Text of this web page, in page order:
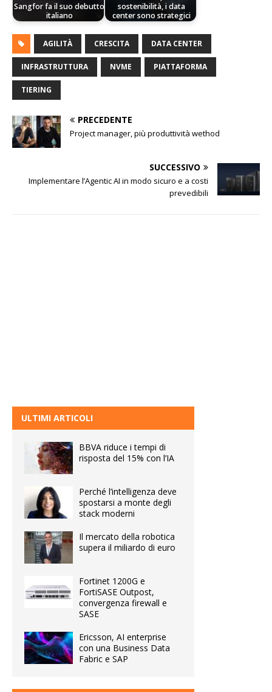
Sangfor fa il suo debutto
italiano
sostenibilità, i data
center sono strategici
AGILITÀ CRESCITA DATA CENTER
INFRASTRUTTURA NVME PIATTAFORMA
TIERING
PRECEDENTE
Project manager, più produttività wethod
SUCCESSIVO
Implementare l’Agentic AI in modo sicuro e a costi
prevedibili
ULTIMI ARTICOLI
BBVA riduce i tempi di
risposta del 15% con l’IA
Perché l’intelligenza deve
spostarsi a monte degli
stack moderni
Il mercato della robotica
supera il miliardo di euro
Fortinet 1200G e
FortiSASE Outpost,
convergenza firewall e
SASE
Ericsson, AI enterprise
con una Business Data
Fabric e SAP